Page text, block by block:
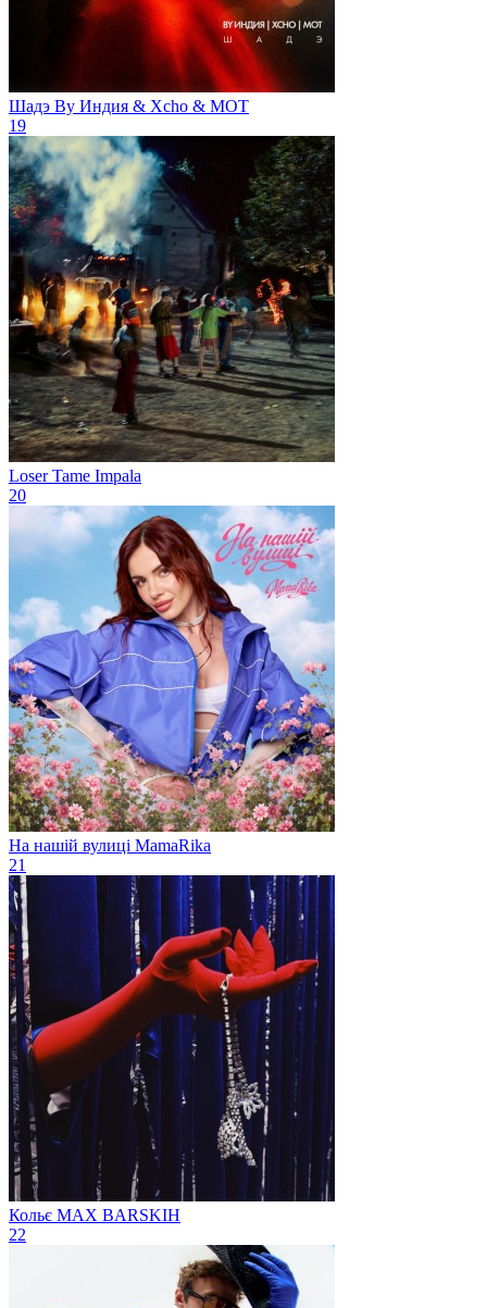
Шадэ By Индия & Xcho & МОТ
19
Loser Tame Impala
20
На нашій вулиці MamaRika
21
Кольє MAX BARSKIH
22